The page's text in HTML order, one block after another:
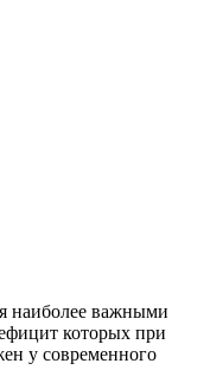
наиболее важными
которых при
у современного